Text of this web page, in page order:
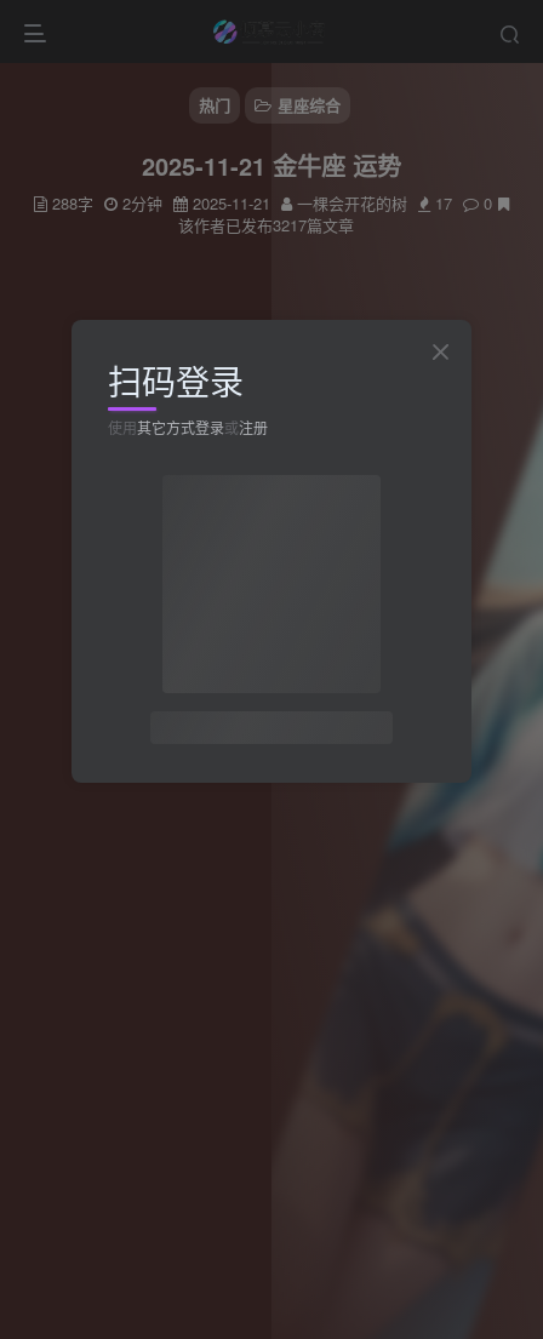
热门 星座综合
2025-11-21 金牛座 运势
288字 2分钟 2025-11-21 一棵会开花的树 17
0
该作者已发布3217篇文章
扫码登录
使用其它方式登录或注册